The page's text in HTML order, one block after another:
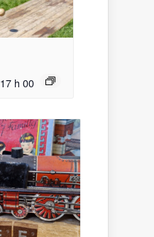
17 h 00